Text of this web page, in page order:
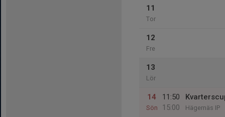
11
Tor
12
Fre
13
Lör
14
Sön
11:50
15:00
Hägernäs IP